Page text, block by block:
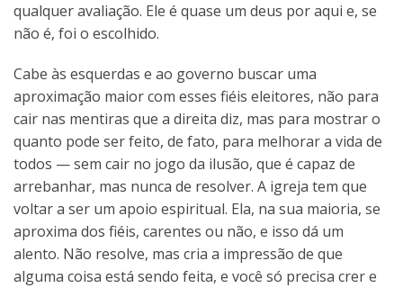
qualquer avaliação. Ele é quase um deus por aqui e, se
não é, foi o escolhido.
Cabe às esquerdas e ao governo buscar uma
aproximação maior com esses fiéis eleitores, não para
cair nas mentiras que a direita diz, mas para mostrar o
quanto pode ser feito, de fato, para melhorar a vida de
todos — sem cair no jogo da ilusão, que é capaz de
arrebanhar, mas nunca de resolver. A igreja tem que
voltar a ser um apoio espiritual. Ela, na sua maioria, se
aproxima dos fiéis, carentes ou não, e isso dá um
alento. Não resolve, mas cria a impressão de que
alguma coisa está sendo feita, e você só precisa crer e